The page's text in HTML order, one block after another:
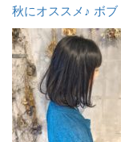
秋にオススメ♪ ボブ